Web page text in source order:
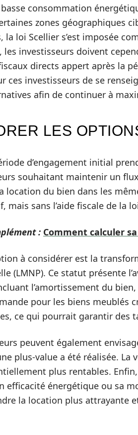
consommation
zones géographiques
la loi Scellier s’est imposée
les investisseurs doivent
directs appert après la
ces investisseurs de se
afin de continuer à
LES
d’engagement initial
souhaitant maintenir un
location du bien dans les
mais sans l’aide fiscale de la
: Comment calculer
à considérer est la
(LMNP). Ce statut présente
l’amortissement du
pour les biens
ce qui pourrait garantir des
peuvent également
plus-value a été réalisée.
plus rentables.
efficacité énergétique ou sa
la location plus attrayante